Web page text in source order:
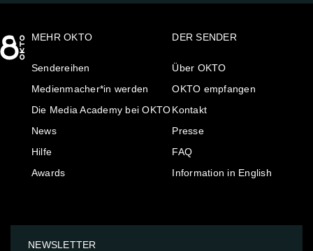
MEHR OKTO
Sendereihen
Medienmacher*in werden
Die Media Academy bei OKTO
News
Hilfe
Awards
DER SENDER
Über OKTO
OKTO empfangen
Kontakt
Presse
FAQ
Information in English
NEWSLETTER